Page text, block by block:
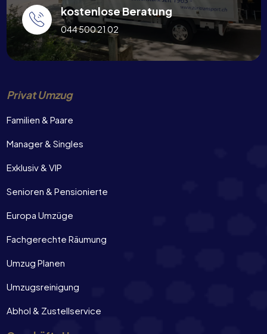
kostenlose Beratung
044 500 21 02
Privat Umzug
Familien & Paare
Manager & Singles
Exklusiv & VIP
Senioren & Pensionierte
Europa Umzüge
Fachgerechte Räumung
Umzug Planen
Umzugsreinigung
Abhol & Zustellservice